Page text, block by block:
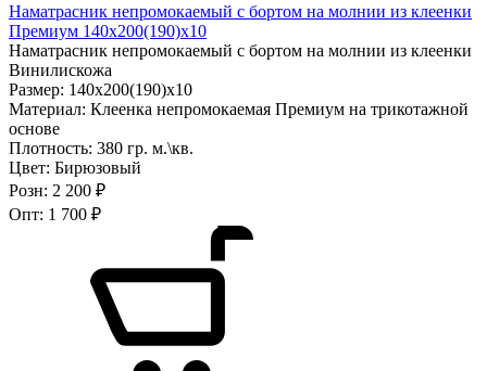
Наматрасник непромокаемый с бортом на молнии из клеенки
Премиум 140х200(190)х10
Наматрасник непромокаемый с бортом на молнии из клеенки
Винилискожа
Размер: 140х200(190)х10
Материал: Клеенка непромокаемая Премиум на трикотажной
основе
Плотность: 380 гр. м.\кв.
Цвет: Бирюзовый
Розн: 2 200 ₽
Опт: 1 700 ₽